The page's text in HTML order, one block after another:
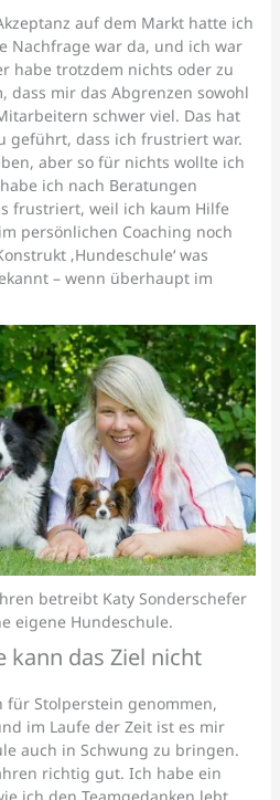
auf dem Markt hatte ich
Nachfrage war da, und ich war
habe trotzdem nichts oder zu
dass mir das Abgrenzen sowohl
schwer viel. Das hat
geführt, dass ich frustriert war.
aber so für nichts wollte ich
ich nach Beratungen
frustriert, weil ich kaum Hilfe
persönlichen Coaching noch
‚Hundeschule‘ was
– wenn überhaupt im
betreibt Katy Sonderschefer
eigene Hundeschule.
kann das Ziel nicht
für Stolperstein genommen,
im Laufe der Zeit ist es mir
auch in Schwung zu bringen.
richtig gut. Ich habe ein